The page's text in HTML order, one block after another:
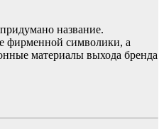
название.
фирменной символики, а
материалы выхода бренда